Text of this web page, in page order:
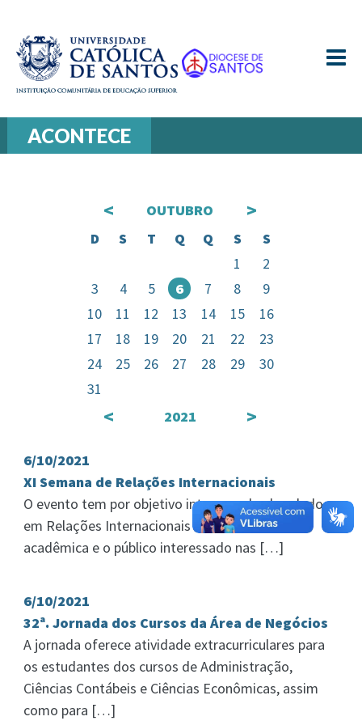
≡
ACONTECE
< OUTUBRO >
D S T Q Q S
S
1
2
3
4 5 6 7 8
9
10
11 12 13 14 15
16
17
18 19 20 21 22
23
24
25 26 27 28 29
30
31
< 2021 >
6/10/2021
XI Semana de Relações Internacionais
O evento tem por objetivo integrar o bacharelado
em Relações Internacionais com a comunidade
acadêmica e o público interessado nas […]
6/10/2021
32ª. Jornada dos Cursos da Área de Negócios
A jornada oferece atividade extracurriculares para
os estudantes dos cursos de Administração,
Ciências Contábeis e Ciências Econômicas, assim
como para […]